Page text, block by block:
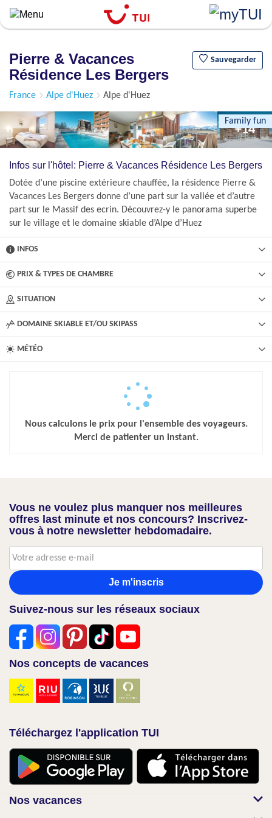
Aller
principal
Pierre & Vacances
Résidence Les Bergers
Sauvegarder
France Alpe d'Huez Alpe d'Huez
Family fun
+14
Infos sur l'hôtel: Pierre & Vacances Résidence Les Bergers
Dotée d’une piscine extérieure chauffée, la résidence Pierre &
Vacances Les Bergers donne d’une part sur la vallée et d’autre
part sur le Massif des ecrin. Découvrez-y le panorama superbe
sur le village et le domaine skiable d’Alpe d’Huez
INFOS
PRIX & TYPES DE CHAMBRE
SITUATION
DOMAINE SKIABLE ET/OU SKIPASS
MÉTÉO
Nous calculons le prix pour l'ensemble des voyageurs.
Merci de patienter un instant.
Vous ne voulez plus manquer nos meilleures
offres last minute et nos concours? Inscrivez-
vous à notre newsletter hebdomadaire.
Je m'inscris
Suivez-nous sur les réseaux sociaux
Nos concepts de vacances
Téléchargez l'application TUI
Nos vacances